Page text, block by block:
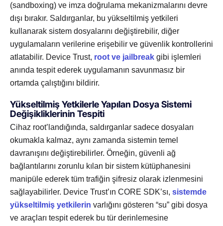
(sandboxing) ve imza doğrulama mekanizmalarını devre
dışı bırakır. Saldırganlar, bu yükseltilmiş yetkileri
kullanarak sistem dosyalarını değiştirebilir, diğer
uygulamaların verilerine erişebilir ve güvenlik kontrollerini
atlatabilir. Device Trust, root ve jailbreak gibi işlemleri
anında tespit ederek uygulamanın savunmasız bir
ortamda çalıştığını bildirir.
Yükseltilmiş Yetkilerle Yapılan Dosya Sistemi
Değişikliklerinin Tespiti
Cihaz root’landığında, saldırganlar sadece dosyaları
okumakla kalmaz, aynı zamanda sistemin temel
davranışını değiştirebilirler. Örneğin, güvenli ağ
bağlantılarını zorunlu kılan bir sistem kütüphanesini
manipüle ederek tüm trafiğin şifresiz olarak izlenmesini
sağlayabilirler. Device Trust’ın CORE SDK’sı, sistemde
yükseltilmiş yetkilerin varlığını gösteren “su” gibi dosya
ve araçları tespit ederek bu tür derinlemesine